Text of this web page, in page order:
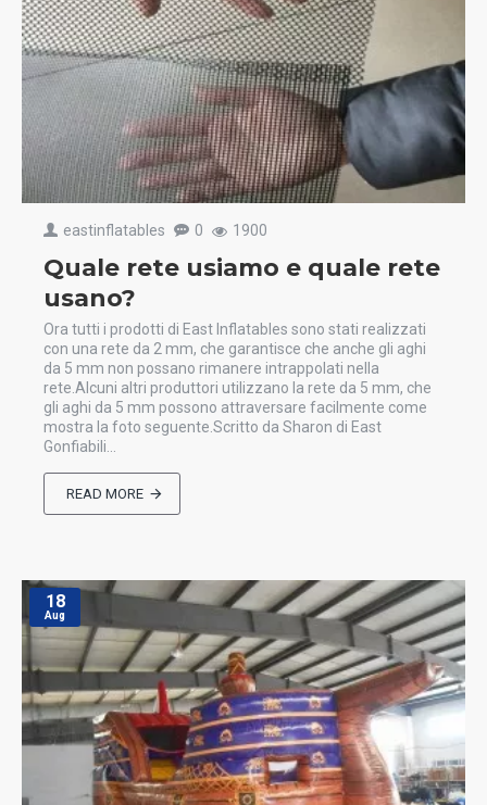
eastinflatables 0 1900
Quale rete usiamo e quale rete
usano?
Ora tutti i prodotti di East Inflatables sono stati realizzati
con una rete da 2 mm, che garantisce che anche gli aghi
da 5 mm non possano rimanere intrappolati nella
rete.Alcuni altri produttori utilizzano la rete da 5 mm, che
gli aghi da 5 mm possono attraversare facilmente come
mostra la foto seguente.Scritto da Sharon di East
Gonfiabili...
READ MORE
18
Aug